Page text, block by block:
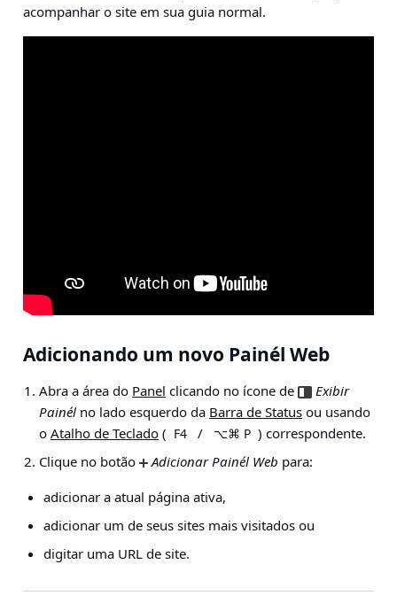
acompanhar o site em sua guia normal.
Adicionando um novo Painél Web
Abra a área do Panel clicando no ícone de
Exibir
Painél no lado esquerdo da Barra de Status ou usando
o Atalho de Teclado ( F4 / ⌥⌘ P ) correspondente.
Clique no botão
Adicionar Painél Web para:
adicionar a atual página ativa,
adicionar um de seus sites mais visitados ou
digitar uma URL de site.